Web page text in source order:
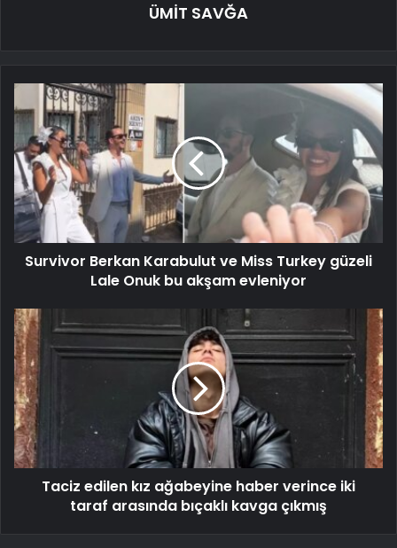
ÜMİT SAVĞA
Survivor Berkan Karabulut ve Miss Turkey güzeli
Lale Onuk bu akşam evleniyor
Taciz edilen kız ağabeyine haber verince iki
taraf arasında bıçaklı kavga çıkmış